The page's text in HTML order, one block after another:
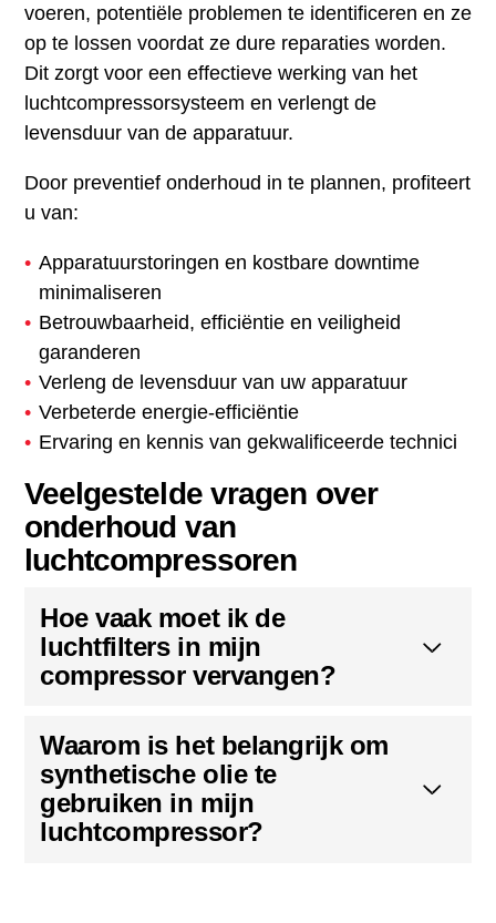
voeren, potentiële problemen te identificeren en ze
op te lossen voordat ze dure reparaties worden.
Dit zorgt voor een effectieve werking van het
luchtcompressorsysteem en verlengt de
levensduur van de apparatuur.
Door preventief onderhoud in te plannen, profiteert
u van:
Apparatuurstoringen en kostbare downtime
minimaliseren
Betrouwbaarheid, efficiëntie en veiligheid
garanderen
Verleng de levensduur van uw apparatuur
Verbeterde energie-efficiëntie
Ervaring en kennis van gekwalificeerde technici
Veelgestelde vragen over
onderhoud van
luchtcompressoren
Hoe vaak moet ik de
luchtfilters in mijn
compressor vervangen?
Waarom is het belangrijk om
synthetische olie te
gebruiken in mijn
luchtcompressor?